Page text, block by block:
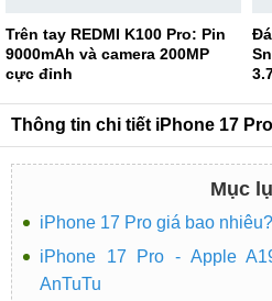
Trên tay REDMI K100 Pro: Pin
9000mAh và camera 200MP
cực đỉnh
Thông tin chi tiết iPhone 17
Mục
iPhone 17 Pro giá bao nhiêu?
iPhone 17 Pro - Apple
AnTuTu